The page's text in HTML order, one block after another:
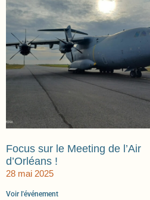
Focus sur le Meeting de l’Air
d’Orléans !
28 mai 2025
Voir l'événement